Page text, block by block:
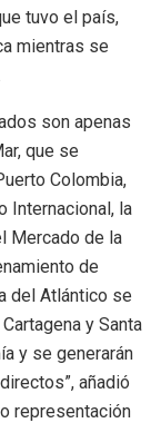
tuvo el país,
mientras se
son apenas
que se
Colombia,
Internacional, la
Mercado de la
de
del Atlántico se
y Santa
y se generarán
añadió
representación